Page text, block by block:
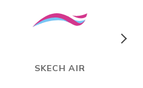
SKECH AIR